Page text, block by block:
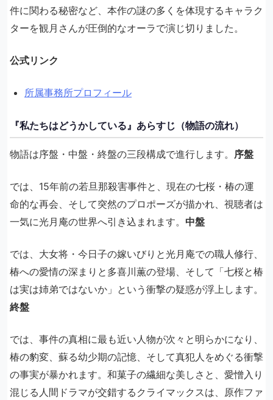
件に関わる秘密など、本作の謎の多くを体現するキャラク
ターを観月さんが圧倒的なオーラで演じ切りました。
公式リンク
所属事務所プロフィール
『私たちはどうかしている』あらすじ（物語の流れ）
物語は序盤・中盤・終盤の三段構成で進行します。 序盤
では、15年前の若旦那殺害事件と、現在の七桜・椿の運
命的な再会、そして突然のプロポーズが描かれ、視聴者は
一気に光月庵の世界へ引き込まれます。 中盤
では、大女将・今日子の嫁いびりと光月庵での職人修行、
椿への愛情の深まりと多喜川薫の登場、そして「七桜と椿
は実は姉弟ではないか」という衝撃の疑惑が浮上します。
終盤
では、事件の真相に最も近い人物が次々と明らかになり、
椿の豹変、蘇る幼少期の記憶、そして真犯人をめぐる衝撃
の事実が暴かれます。和菓子の繊細な美しさと、愛憎入り
混じる人間ドラマが交錯するクライマックスは、原作ファ